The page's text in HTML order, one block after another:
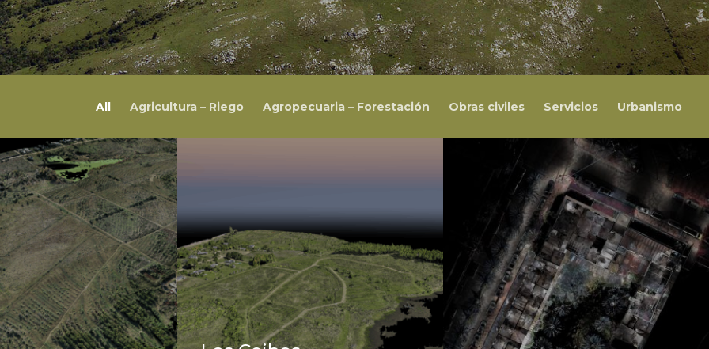
All Agricultura – Riego Agropecuaria – Forestación Obras civiles Servicios Urbanismo